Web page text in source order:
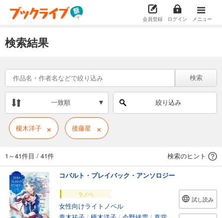
会員登録 ログイン メニュー
検索結果
検索
一致順 絞り込み
榎木洋子 × 後藤星 ×
1～41件目 / 41件 検索のヒント
コバルト・プレイバック・アンソロジー
ラノベ
女性向けライトノベル
試し読み